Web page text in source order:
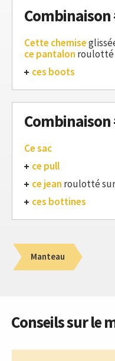
Combinaison
Cette chemise
ce pantalon roulotté
ces boots
Combinaison
Ce sac
ce pull
ce jean roulotté
ces bottines
Manteau
Conseils sur le